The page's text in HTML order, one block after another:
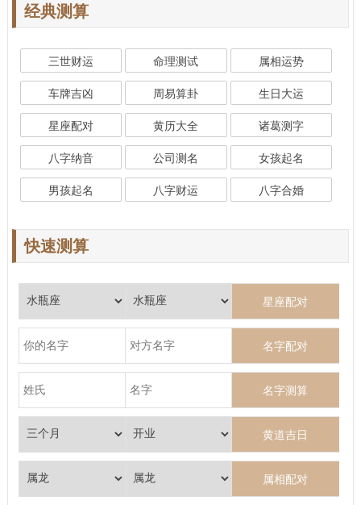
经典测算
三世财运 命理测试 属相运势
车牌吉凶 周易算卦 生日大运
星座配对 黄历大全 诸葛测字
八字纳音 公司测名 女孩起名
男孩起名 八字财运 八字合婚
快速测算